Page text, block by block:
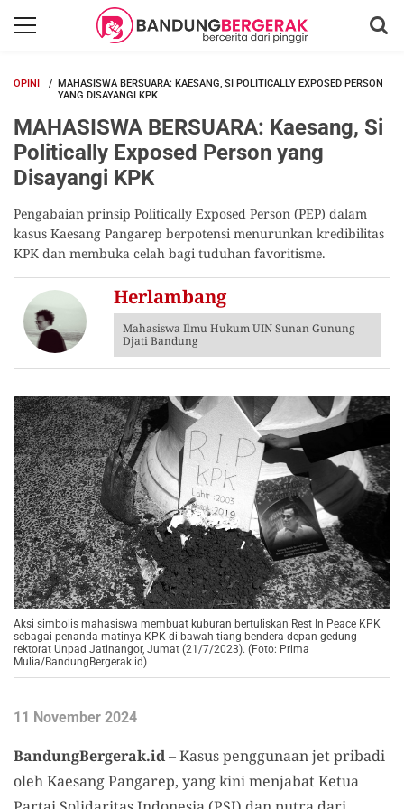
OPINI
MAHASISWA BERSUARA: KAESANG, SI POLITICALLY EXPOSED PERSON
YANG DISAYANGI KPK
MAHASISWA BERSUARA: Kaesang, Si
Politically Exposed Person yang
Disayangi KPK
Pengabaian prinsip Politically Exposed Person (PEP) dalam
kasus Kaesang Pangarep berpotensi menurunkan kredibilitas
KPK dan membuka celah bagi tuduhan favoritisme.
Herlambang
Mahasiswa Ilmu Hukum UIN Sunan Gunung
Djati Bandung
Aksi simbolis mahasiswa membuat kuburan bertuliskan Rest In Peace KPK
sebagai penanda matinya KPK di bawah tiang bendera depan gedung
rektorat Unpad Jatinangor, Jumat (21/7/2023). (Foto: Prima
Mulia/BandungBergerak.id)
11 November 2024
BandungBergerak.id– Kasus penggunaan jet pribadi
oleh Kaesang Pangarep, yang kini menjabat Ketua